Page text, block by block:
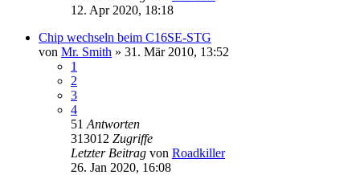
12. Apr 2020, 18:18
Chip wechseln beim C16SE-STG
von Mr. Smith » 31. Mär 2010, 13:52
1
2
3
4
51 Antworten
313012 Zugriffe
Letzter Beitrag von Roadkiller
26. Jan 2020, 16:08